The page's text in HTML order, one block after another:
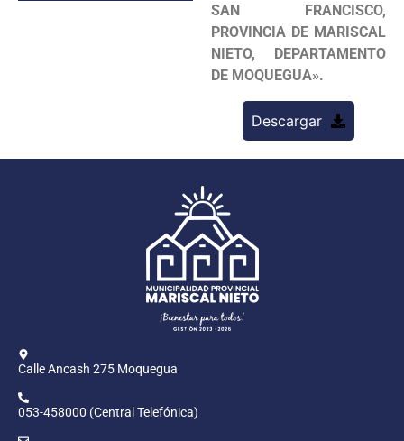
SAN FRANCISCO,
PROVINCIA DE MARISCAL
NIETO, DEPARTAMENTO
DE MOQUEGUA».
Descargar
Calle Ancash 275 Moquegua
053-458000 (Central Telefónica)